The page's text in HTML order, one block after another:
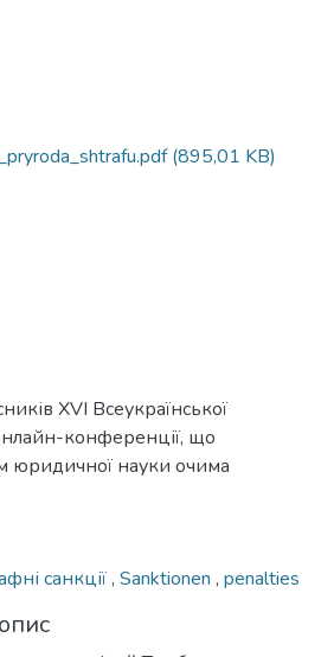
(895,01 KB)
ХVІ Всеукраїнської
конференції, що
юридичної науки очима
санкції, Sanktionen , penalties